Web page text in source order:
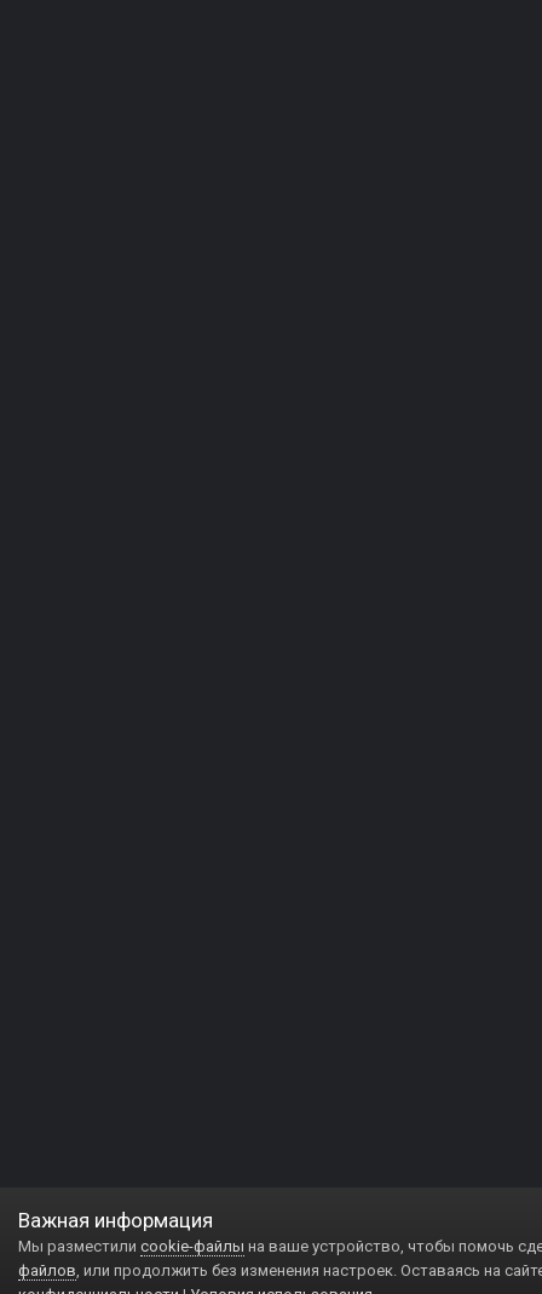
Важная информация
Мы разместили cookie-файлы на ваше устройство, чтобы помочь
файлов, или продолжить без изменения настроек. Оставаясь на